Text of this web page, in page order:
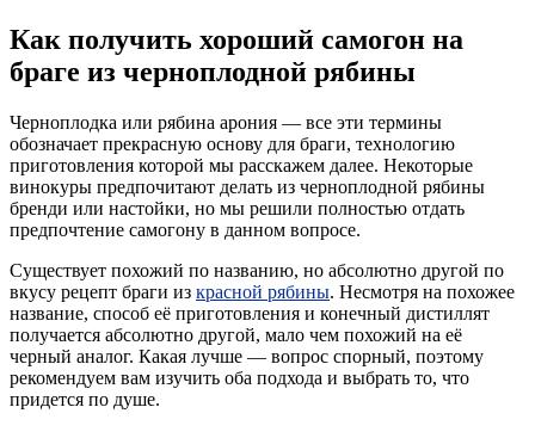
Как получить хороший самогон на
браге из черноплодной рябины
Черноплодка или рябина арония — все эти термины
обозначает прекрасную основу для браги, технологию
приготовления которой мы расскажем далее. Некоторые
винокуры предпочитают делать из черноплодной рябины
бренди или настойки, но мы решили полностью отдать
предпочтение самогону в данном вопросе.
Существует похожий по названию, но абсолютно другой по
вкусу рецепт браги из красной рябины. Несмотря на похожее
название, способ её приготовления и конечный дистиллят
получается абсолютно другой, мало чем похожий на её
черный аналог. Какая лучше — вопрос спорный, поэтому
рекомендуем вам изучить оба подхода и выбрать то, что
придется по душе.